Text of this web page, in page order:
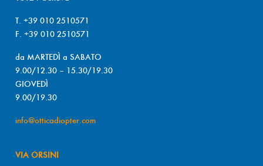
T. +39 010 2510571
F. +39 010 2510571
da MARTEDÌ a SABATO
9.00/12.30 – 15.30/19.30
GIOVEDÌ
9.00/19.30
info@otticadiopter.com
VIA ORSINI